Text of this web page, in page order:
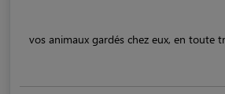
vos animaux gardés chez eux, en toute